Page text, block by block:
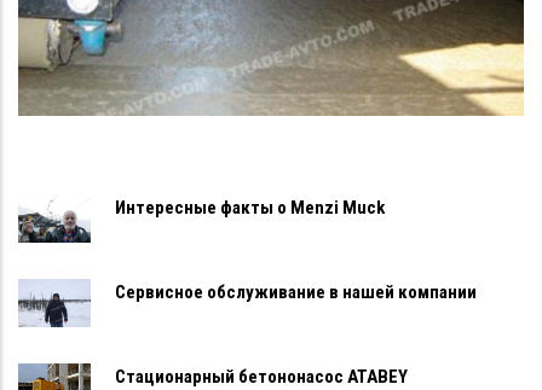
Интересные факты о Menzi Muck
Сервисное обслуживание в нашей компании
Стационарный бетононасос ATABEY